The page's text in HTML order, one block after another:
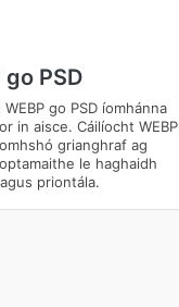
go PSD
go PSD íomhánna
in aisce. Cáilíocht WEBP
grianghraf ag
le haghaidh
priontála.